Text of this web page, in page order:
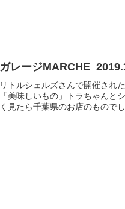
ガレージ
リトルシェルズさんで開催され
「美味しいもの」トラちゃんと
く見たら千葉県のお店のもので